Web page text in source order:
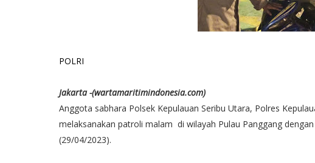
POLRI
Jakarta -(wartamaritimindonesia.com)
Anggota sabhara Polsek Kepulauan Seribu Utara, Polres
melaksanakan patroli malam di wilayah Pulau Panggang
(29/04/2023).